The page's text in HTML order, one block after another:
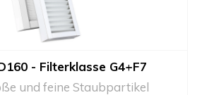
- Filterklasse G4+F7
und feine Staubpartikel